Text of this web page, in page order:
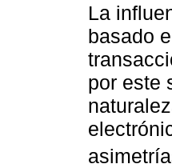
La
basado
por este